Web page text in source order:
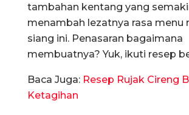
tambahan kentang yang
menambah lezatnya rasa menu
siang ini. Penasaran bagaimana
membuatnya? Yuk, ikuti resep
Baca Juga: Resep Rujak Cireng
Ketagihan